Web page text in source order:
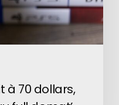
à 70 dollars,